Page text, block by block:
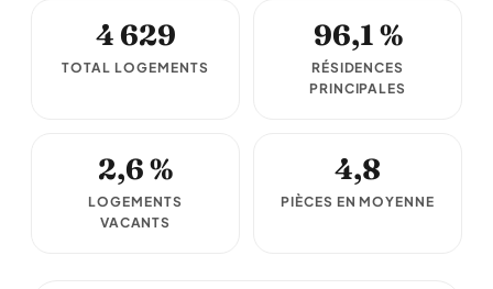
4 629
TOTAL LOGEMENTS
96,1 %
RÉSIDENCES
PRINCIPALES
2,6 %
LOGEMENTS
VACANTS
4,8
PIÈCES EN MOYENNE